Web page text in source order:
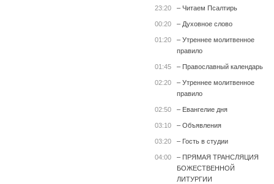
23:20 – Читаем Псалтирь
00:20 – Духовное слово
01:20
– Утреннее молитвенное
правило
01:45 – Православный календарь
02:20
– Утреннее молитвенное
правило
02:50 – Евангелие дня
03:10 – Объявления
03:20 – Гость в студии
04:00
– ПРЯМАЯ ТРАНСЛЯЦИЯ
БОЖЕСТВЕННОЙ
ЛИТУРГИИ